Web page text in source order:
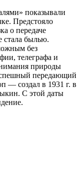
показывали
Предстояло
о передаче
стала былью.
без
телеграфа и
природы
передающий
— создал в 1931 г. в
С этой даты